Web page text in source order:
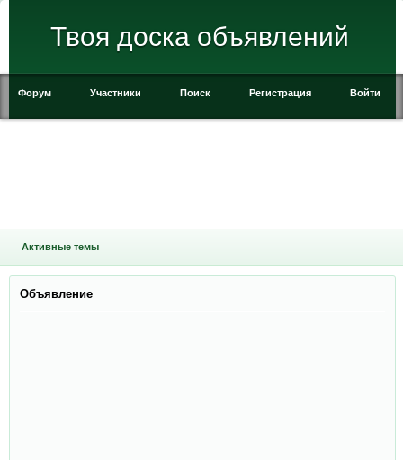
Твоя доска объявлений
Форум Участники Поиск Регистрация Войти
Активные темы
Объявление